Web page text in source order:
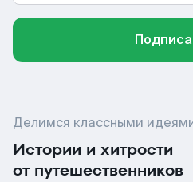
Делимся классными
Истории и хитрости
от путешественников